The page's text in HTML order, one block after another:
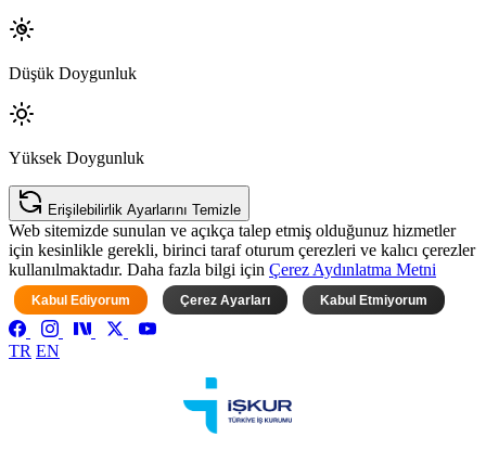
Düşük Doygunluk
Yüksek Doygunluk
Erişilebilirlik Ayarlarını Temizle
Web sitemizde sunulan ve açıkça talep etmiş olduğunuz hizmetler
için kesinlikle gerekli, birinci taraf oturum çerezleri ve kalıcı çerezler
kullanılmaktadır. Daha fazla bilgi için Çerez Aydınlatma Metni
Kabul Ediyorum Çerez Ayarları Kabul Etmiyorum
TR EN